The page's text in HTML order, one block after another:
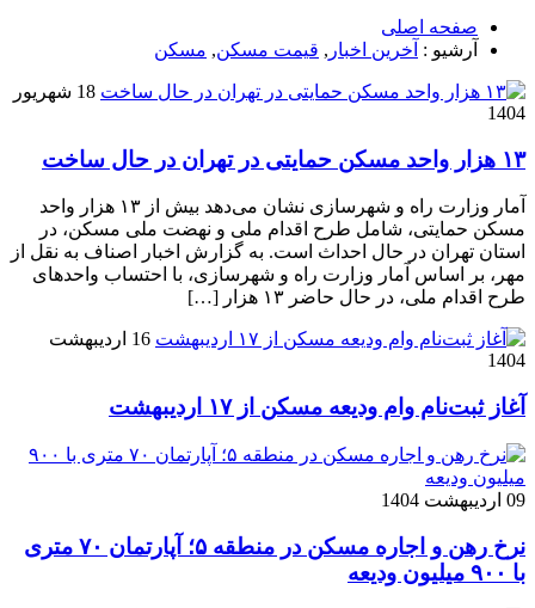
صفحه اصلی
آرشیو : آخرین اخبار , قیمت مسکن, مسکن
18 شهریور
1404
۱۳ هزار واحد مسکن حمایتی در تهران در حال ساخت
آمار وزارت راه و شهرسازی نشان می‌دهد بیش از ۱۳ هزار واحد
مسکن حمایتی، شامل طرح اقدام ملی و نهضت ملی مسکن، در
استان تهران در حال احداث است. به گزارش اخبار اصناف به نقل از
مهر، بر اساس آمار وزارت راه و شهرسازی، با احتساب واحدهای
طرح اقدام ملی، در حال حاضر ۱۳ هزار […]
16 اردیبهشت
1404
آغاز ثبت‌نام وام ودیعه مسکن از ۱۷ اردیبهشت
09 اردیبهشت 1404
نرخ‌ رهن و اجاره مسکن در منطقه ۵؛ آپارتمان ۷۰ متری
با ۹۰۰ میلیون ودیعه